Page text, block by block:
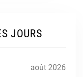
JOURS
août 2026